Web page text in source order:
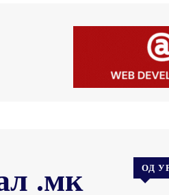
.мк ОД